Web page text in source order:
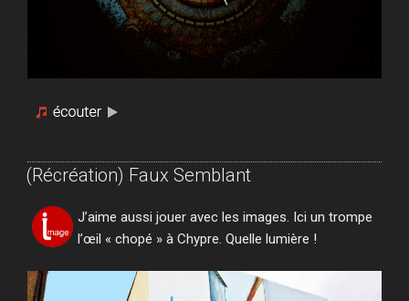
(Récréation) Faux Semblant
J’aime aussi jouer avec les images. Ici un trompe
l’œil « chopé » à Chypre. Quelle lumière !